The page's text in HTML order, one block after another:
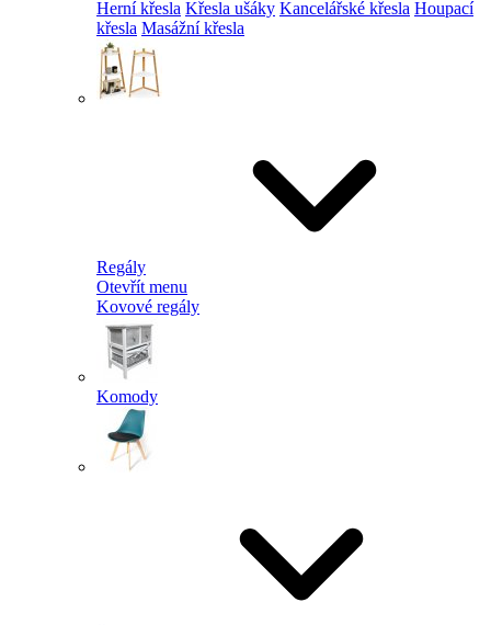
Herní křesla Křesla ušáky Kancelářské křesla Houpací
křesla Masážní křesla
Regály
Otevřít menu
Kovové regály
Komody